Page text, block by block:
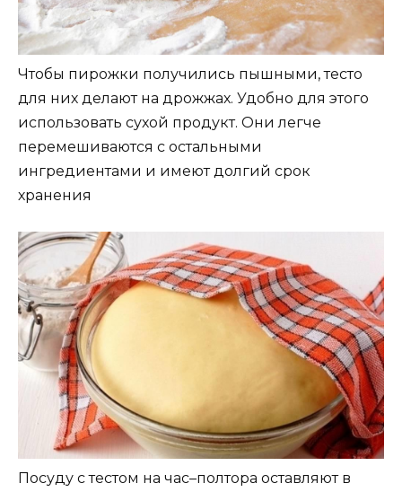
Чтобы пирожки получились пышными, тесто
для них делают на дрожжах. Удобно для этого
использовать сухой продукт. Они легче
перемешиваются с остальными
ингредиентами и имеют долгий срок
хранения
Посуду с тестом на час–полтора оставляют в